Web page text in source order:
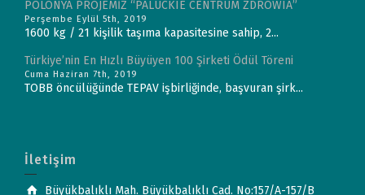
POLONYA PROJEMİZ “PALUCKIE CENTRUM ZDROWIA”
Perşembe Eylül 5th, 2019
1600 kg / 21 kişilik taşıma kapasitesine sahip, 2...
Türkiye’nin En Hızlı Büyüyen 100 Şirketi Ödül Töreni
Cuma Haziran 7th, 2019
TOBB öncülüğünde TEPAV işbirliğinde, başvuran şirk...
İletişim
Büyükbalıklı Mah. Büyükbalıklı Cad. No:157/A-157/B